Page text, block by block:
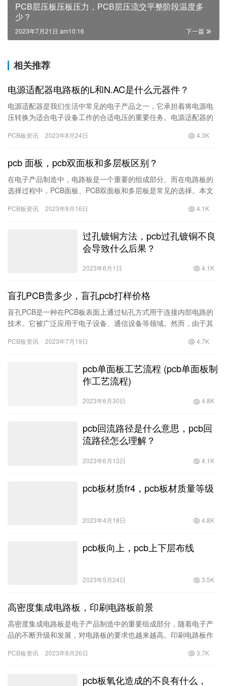
PCB层压板压板压力，PCB层压流交平整阶段温度多
少？
下一篇
2023年7月21日 am10:16
相关推荐
电源适配器电路板的L和N.AC是什么元器件？
电源适配器是我们生活中常见的电子产品之一，它承担着将电源电
压转换为适合电子设备工作的合适电压的重要任务。电源适配器的
电路板…
PCB板资讯 2023年8月24日 4.3K
pcb 面板，pcb双面板和多层板区别？
在电子产品制造中，电路板是一个重要的组成部分。而在电路板的
选择过程中，PCB面板、PCB双面板和多层板是常见的选择。本文
看…
PCB板资讯 2023年8月16日 4.1K
过孔镀铜方法，pcb过孔镀铜不良
会导致什么后果？
2023年6月1日 4.1K
盲孔PCB贵多少，盲孔pcb打样价格
盲孔PCB是一种在PCB板表面上通过钻孔方式用于连接内部电路的
技术。它被广泛应用于电子设备、通信设备等领域。然而，由于其
业…
PCB板资讯 2023年7月19日 4.7K
pcb单面板工艺流程 (pcb单面板制
作工艺流程)
2023年6月30日 4.8K
pcb回流路径是什么意思，pcb回
流路径怎么理解？
2023年6月13日 4.1K
pcb板材质fr4，pcb板材质量等级
2023年4月18日 4.8K
pcb板向上，pcb上下层布线
2023年5月24日 3.5K
高密度集成电路板，印刷电路板前景
高密度集成电路板是电子产品制造中的重要组成部分，随着电子产
品的不断升级和发展，对电路板的要求也越来越高。印刷电路板作
成电路…
PCB板资讯 2023年8月26日 3.7K
pcb板氧化造成的不良有什么，